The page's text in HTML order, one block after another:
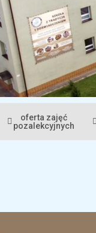
oferta zajęć
pozalekcyjnych